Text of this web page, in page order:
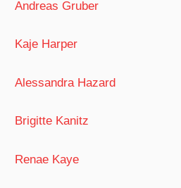
Andreas Gruber
Kaje Harper
Alessandra Hazard
Brigitte Kanitz
Renae Kaye